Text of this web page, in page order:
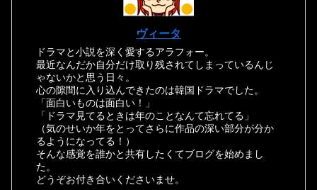
ヴィータ
ドラマと小説を深く愛するアラフォー。
最近なんだか自分だけ取り残されてしまっているんじ
ゃないかと思う日々。
心の隙間に入り込んできたのは韓国ドラマでした。
「面白いものは面白い！」
「ドラマ見てるときは年のことなんて忘れてる」
（気のせいか年をとってさらに作品の深い部分が分か
るようになってる！）
そんな感覚を誰かと共有したくてブログを始めまし
た。
どうぞお付き合いくださいませ。